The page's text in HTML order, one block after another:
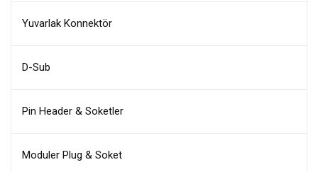
Yuvarlak Konnektör
D-Sub
Pin Header & Soketler
Moduler Plug & Soket